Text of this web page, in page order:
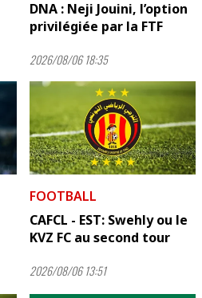
DNA : Neji Jouini, l’option
privilégiée par la FTF
2026/08/06 18:35
FOOTBALL
CAFCL - EST: Swehly ou le
KVZ FC au second tour
2026/08/06 13:51